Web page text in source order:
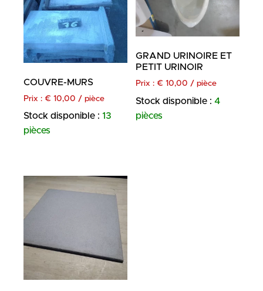
COUVRE-MURS
Prix : € 10,00 / pièce
Stock disponible : 13
pièces
GRAND URINOIRE ET
PETIT URINOIR
Prix : € 10,00 / pièce
Stock disponible :4
pièces